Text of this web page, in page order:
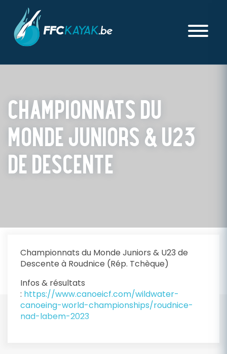
CHAMPIONNATS DU
MONDE JUNIORS & U23
DE DESCENTE
Championnats du Monde Juniors & U23 de
Descente à Roudnice (Rép. Tchèque)
Infos & résultats
: https://www.canoeicf.com/wildwater-
canoeing-world-championships/roudnice-
nad-labem-2023